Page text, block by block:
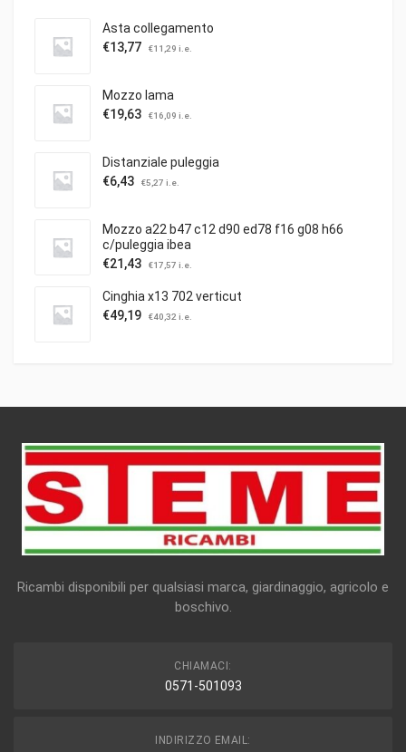
Asta collegamento
€13,77 €11,29 i.e.
Mozzo lama
€19,63 €16,09 i.e.
Distanziale puleggia
€6,43 €5,27 i.e.
Mozzo a22 b47 c12 d90 ed78 f16 g08 h66
c/puleggia ibea
€21,43 €17,57 i.e.
Cinghia x13 702 verticut
€49,19 €40,32 i.e.
Ricambi disponibili per qualsiasi marca, giardinaggio, agricolo e
boschivo.
CHIAMACI:
0571-501093
INDIRIZZO EMAIL: